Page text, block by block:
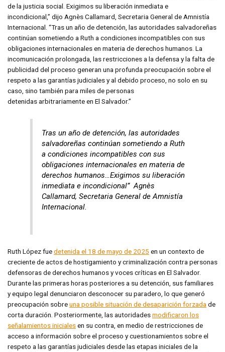
de la justicia social. Exigimos su liberación inmediata e
incondicional,” dijo Agnès Callamard, Secretaria General de Amnistía
Internacional. “Tras un año de detención, las autoridades salvadoreñas
continúan sometiendo a Ruth a condiciones incompatibles con sus
obligaciones internacionales en materia de derechos humanos. La
incomunicación prolongada, las restricciones a la defensa y la falta de
publicidad del proceso generan una profunda preocupación sobre el
respeto a las garantías judiciales y al debido proceso, no solo en su
caso, sino también para miles de personas
detenidas arbitrariamente en El Salvador.”
Tras un año de detención, las autoridades
salvadoreñas continúan sometiendo a Ruth
a condiciones incompatibles con sus
obligaciones internacionales en materia de
derechos humanos…Exigimos su liberación
inmediata e incondicional” Agnès
Callamard, Secretaria General de Amnistía
Internacional.
Ruth López fuedetenida el 18 de mayo de 2025 en un contexto de
creciente de actos de hostigamiento y criminalización contra personas
defensoras de derechos humanos y voces críticas en El Salvador.
Durante las primeras horas posteriores a su detención, sus familiares
y equipo legal denunciaron desconocer su paradero, lo que generó
preocupación sobreuna posible situación de desaparición forzada de
corta duración. Posteriormente, las autoridadesmodificaron los
señalamientos inicialesen su contra, en medio de restricciones de
acceso a información sobre el proceso y cuestionamientos sobre el
respeto a las garantías judiciales desde las etapas iniciales de la